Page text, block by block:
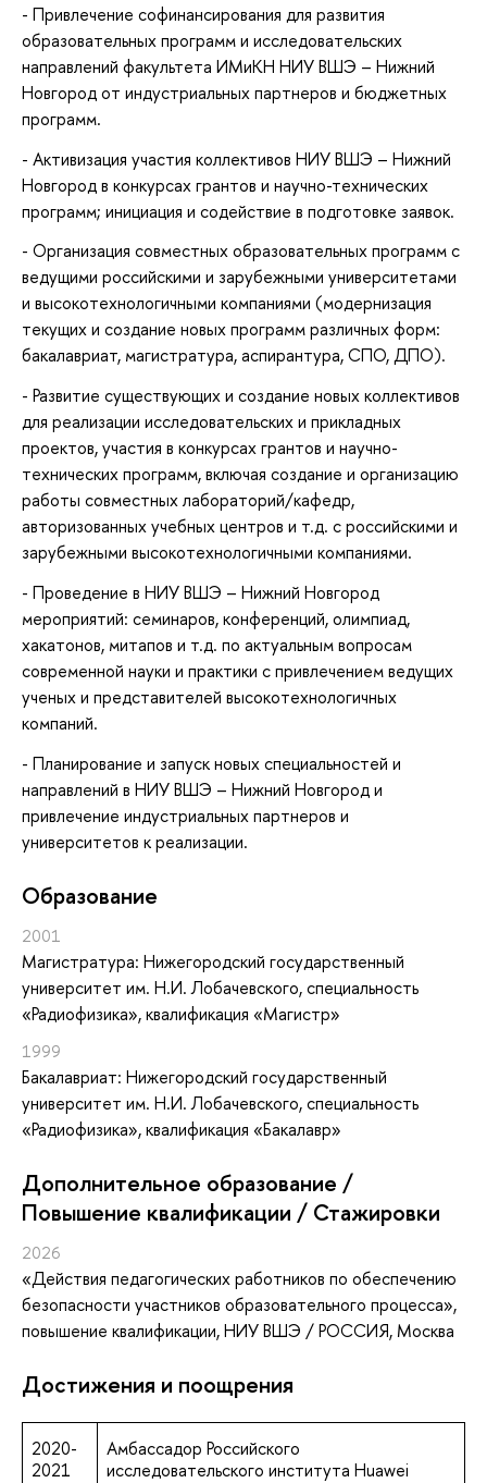
- Привлечение софинансирования для развития
образовательных программ и исследовательских
направлений факультета ИМиКН НИУ ВШЭ – Нижний
Новгород от индустриальных партнеров и бюджетных
программ.
- Активизация участия коллективов НИУ ВШЭ – Нижний
Новгород в конкурсах грантов и научно-технических
программ; инициация и содействие в подготовке заявок.
- Организация совместных образовательных программ с
ведущими российскими и зарубежными университетами
и высокотехнологичными компаниями (модернизация
текущих и создание новых программ различных форм:
бакалавриат, магистратура, аспирантура, СПО, ДПО).
- Развитие существующих и создание новых коллективов
для реализации исследовательских и прикладных
проектов, участия в конкурсах грантов и научно-
технических программ, включая создание и организацию
работы совместных лабораторий/кафедр,
авторизованных учебных центров и т.д. с российскими и
зарубежными высокотехнологичными компаниями.
- Проведение в НИУ ВШЭ – Нижний Новгород
мероприятий: семинаров, конференций, олимпиад,
хакатонов, митапов и т.д. по актуальным вопросам
современной науки и практики с привлечением ведущих
ученых и представителей высокотехнологичных
компаний.
- Планирование и запуск новых специальностей и
направлений в НИУ ВШЭ – Нижний Новгород и
привлечение индустриальных партнеров и
университетов к реализации.
Oбразование
2001
Магистратура: Нижегородский государственный
университет им. Н.И. Лобачевского, специальность
«Радиофизика», квалификация «Магистр»
1999
Бакалавриат: Нижегородский государственный
университет им. Н.И. Лобачевского, специальность
«Радиофизика», квалификация «Бакалавр»
Дополнительное образование /
Повышение квалификации / Стажировки
2026
«Действия педагогических работников по обеспечению
безопасности участников образовательного процесса»,
повышение квалификации, НИУ ВШЭ / РОССИЯ, Москва
Достижения и поощрения
2020-
2021
Амбассадор Российского
исследовательского института Huawei